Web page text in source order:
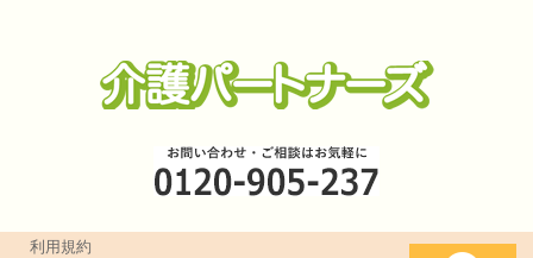
利用規約